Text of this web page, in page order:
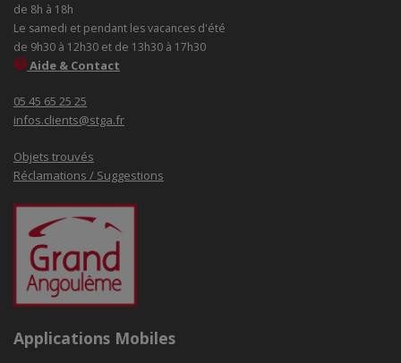
de 8h à 18h
Le samedi et pendant les vacances d'été
de 9h30 à 12h30 et de 13h30 à 17h30
Aide & Contact
05 45 65 25 25
infos.clients@stga.fr
Objets trouvés
Réclamations / Suggestions
Applications Mobiles